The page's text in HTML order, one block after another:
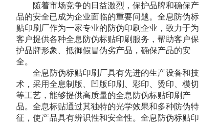
随着市场竞争的日益激烈，保护品牌和确保产
品的安全已成为企业面临的重要问题。全息防伪标
贴印刷厂作为一家专业的防伪印刷企业，致力于为
客户提供各种全息防伪标贴印刷服务，帮助客户保
护品牌形象、抵御假冒伪劣产品，确保产品的安
全。
全息防伪标贴印刷厂具有先进的生产设备和技
术，采用全息制版、凹版印刷、彩印、烫印、模切
等工艺，能够提供高质量的全息防伪标贴印刷产
品。全息标贴通过其独特的光学效果和多种防伪特
征，使产品具有辨识性和安全性。全息防伪标贴印